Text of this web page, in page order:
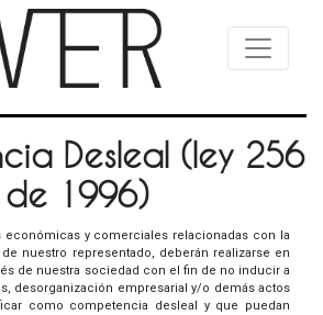
Desleal (ley 256
de 1996)
económicas y comerciales relacionadas con la
nuestro representado, deberán realizarse en
de nuestra sociedad con el fin de no inducir a
desorganización empresarial y/o demás actos
como competencia desleal y que puedan